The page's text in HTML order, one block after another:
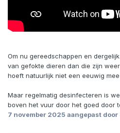
Om nu gereedschappen en
van gefokte dieren dan die zijn
hoeft natuurlijk niet een eeuwig
Maar regelmatig desinfecteren is
boven het vuur door het goed door
7 november 2025 aangepast door